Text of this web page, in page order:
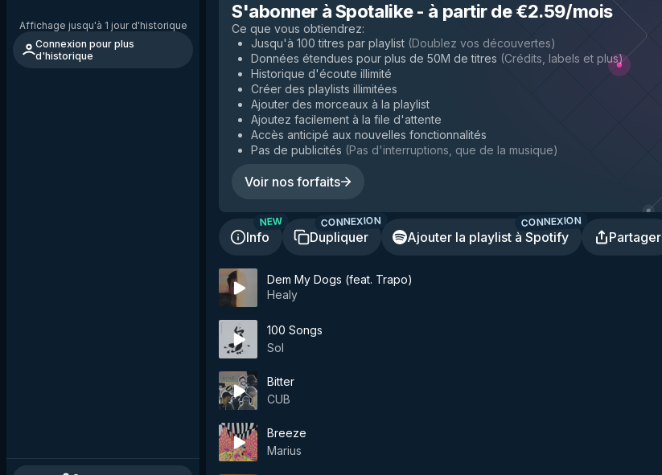
Affichage jusqu'à 1 jour d'historique
Connexion pour plus
d'historique
S'abonner à Spotalike- à partir de €2.59/mois
Ce que vous obtiendrez:
Jusqu'à 100 titres par playlist (Doublez vos découvertes)
Données étendues pour plus de 50M de titres (Crédits, labels et plus)
Historique d'écoute illimité
Créer des playlists illimitées
Ajouter des morceaux à la playlist
Ajoutez facilement à la file d'attente
Accès anticipé aux nouvelles fonctionnalités
Pas de publicités (Pas d'interruptions, que de la musique)
Voir nos forfaits
Info
NEW
Dupliquer
CONNEXION
Ajouter la playlist à Spotify
CONNEXION
Partager
Dem My Dogs (feat. Trapo)
Healy
100 Songs
Sol
Bitter
CUB
Breeze
Marius